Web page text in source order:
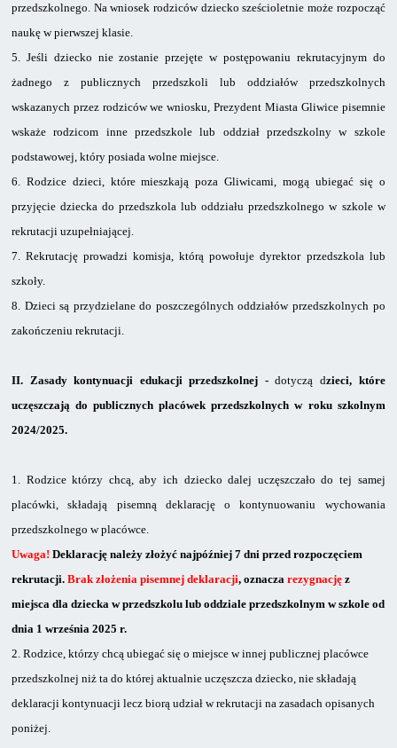
przedszkolnego. Na wniosek rodziców dziecko sześcioletnie może rozpocząć
naukę w pierwszej klasie.
5. Jeśli dziecko nie zostanie przejęte w postępowaniu rekrutacyjnym do
żadnego z publicznych przedszkoli lub oddziałów przedszkolnych
wskazanych przez rodziców we wniosku, Prezydent Miasta Gliwice pisemnie
wskaże rodzicom inne przedszkole lub oddział przedszkolny w szkole
podstawowej, który posiada wolne miejsce.
6. Rodzice dzieci, które mieszkają poza Gliwicami, mogą ubiegać się o
przyjęcie dziecka do przedszkola lub oddziału przedszkolnego w szkole w
rekrutacji uzupełniającej.
7.Rekrutację prowadzi komisja, którą powołuje dyrektor przedszkola lub
szkoły.
8. Dzieci są przydzielane do poszczególnych oddziałów przedszkolnych po
zakończeniu rekrutacji.
II. Zasady kontynuacji edukacji przedszkolnej -dotyczą dzieci, które
uczęszczają do publicznych placówek przedszkolnych w roku szkolnym
2024/2025.
1. Rodzice którzy chcą, aby ich dziecko dalej uczęszczało do tej samej
placówki, składają pisemną deklarację o kontynuowaniu wychowania
przedszkolnego w placówce.
Uwaga! Deklarację należy złożyć najpóźniej 7 dni przed rozpoczęciem
rekrutacji. Brak złożenia pisemnej deklaracji, oznacza rezygnację z
miejsca dla dziecka w przedszkolu lub oddziale przedszkolnym w szkole od
dnia 1 września 2025 r.
2. Rodzice, którzy chcą ubiegać się o miejsce w innej publicznej placówce
przedszkolnej niż ta do której aktualnie uczęszcza dziecko, nie składają
deklaracji kontynuacji lecz biorą udział w rekrutacji na zasadach opisanych
poniżej.